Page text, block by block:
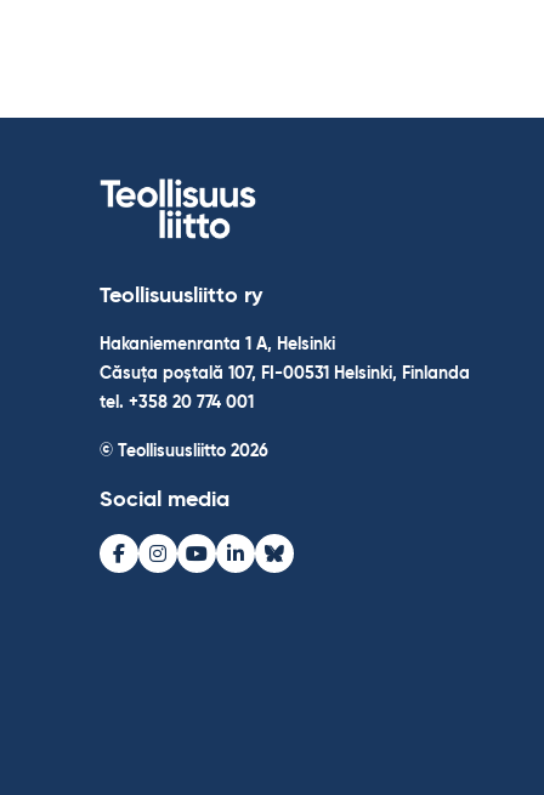
Teollisuusliitto ry
Hakaniemenranta 1 A, Helsinki
Căsuța poștală 107, FI-00531 Helsinki, Finlanda
tel. +358 20 774 001
© Teollisuusliitto 2026
Social media
Facebook
Instagram
Youtube
LinkedInBluesky